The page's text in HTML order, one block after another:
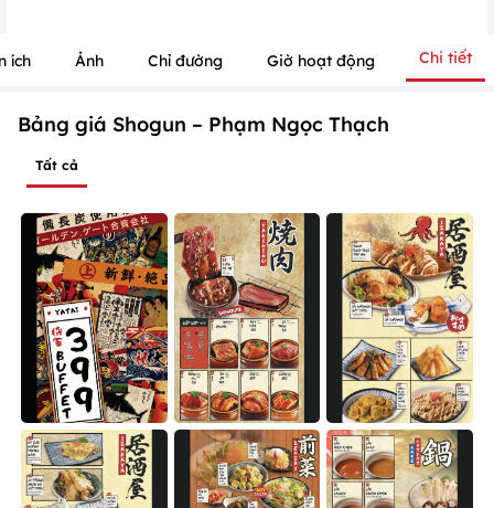
ích Ảnh Chỉ đường Giờ hoạt động Chi tiết
Bảng giá Shogun – Phạm Ngọc Thạch
Tất cả